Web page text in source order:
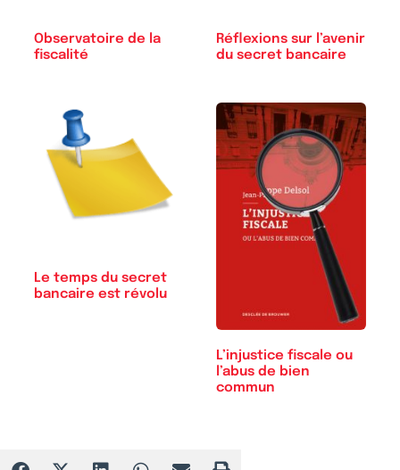
Observatoire de la
fiscalité
Réflexions sur l’avenir
du secret bancaire
Le temps du secret
bancaire est révolu
L’injustice fiscale ou
l’abus de bien
commun